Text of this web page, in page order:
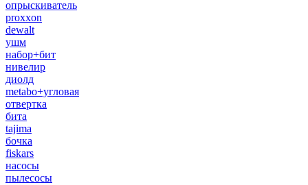
опрыскиватель
proxxon
dewalt
ушм
набор+бит
нивелир
диолд
metabo+угловая
отвертка
бита
tajima
бочка
fiskars
насосы
пылесосы